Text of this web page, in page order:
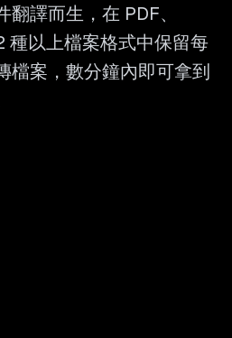
譯而生，在 PDF、
種以上檔案格式中保留每
檔案，數分鐘內即可拿到